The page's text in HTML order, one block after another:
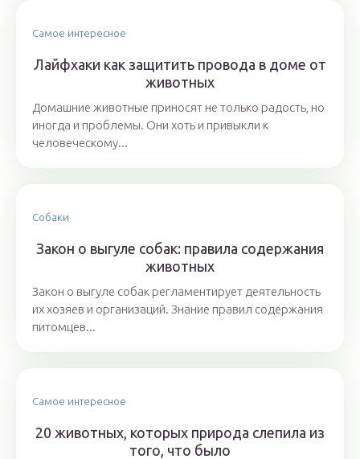
Самое интересное
Лайфхаки как защитить провода в доме от
животных
Домашние животные приносят не только радость, но
иногда и проблемы. Они хоть и привыкли к
человеческому...
Собаки
Закон о выгуле собак: правила содержания
животных
Закон о выгуле собак регламентирует деятельность
их хозяев и организаций. Знание правил содержания
питомцев...
Самое интересное
20 животных, которых природа слепила из
того, что было